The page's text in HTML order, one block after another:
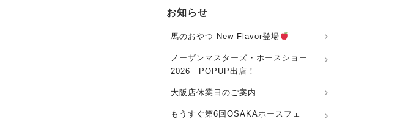
お知らせ
馬のおやつ New Flavor登場
ノーザンマスターズ・ホースショー
2026 POPUP出店！
大阪店休業日のご案内
もうすぐ第6回OSAKAホースフェ